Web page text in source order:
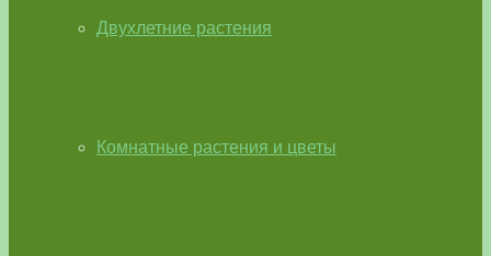
Двухлетние растения
Комнатные растения и цветы